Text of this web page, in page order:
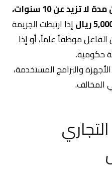
السجن مدة لا تزيد عن 10 سنوات،
إذا ارتبطت الجريمة
موظفاً عاماً، أو إذا
حكومية.
والبرامج المستخدمة،
المخالف.